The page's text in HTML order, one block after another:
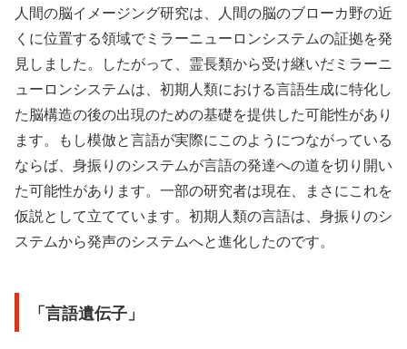
人間の脳イメージング研究は、人間の脳のブローカ野の近
くに位置する領域でミラーニューロンシステムの証拠を発
見しました。したがって、霊長類から受け継いだミラーニ
ューロンシステムは、初期人類における言語生成に特化し
た脳構造の後の出現のための基礎を提供した可能性があり
ます。もし模倣と言語が実際にこのようにつながっている
ならば、身振りのシステムが言語の発達への道を切り開い
た可能性があります。一部の研究者は現在、まさにこれを
仮説として立てています。初期人類の言語は、身振りのシ
ステムから発声のシステムへと進化したのです。
「言語遺伝子」